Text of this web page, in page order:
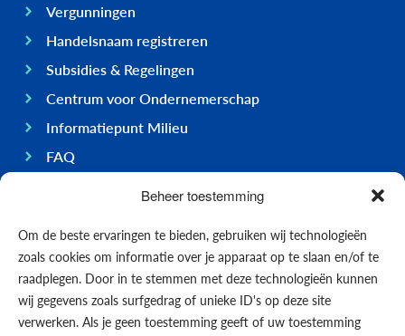
Beheer toestemming
Om de beste ervaringen te bieden, gebruiken wij technologieën
zoals cookies om informatie over je apparaat op te slaan en/of te
raadplegen. Door in te stemmen met deze technologieën kunnen
wij gegevens zoals surfgedrag of unieke ID's op deze site
verwerken. Als je geen toestemming geeft of uw toestemming
Vergunningen
Handelsnaam registreren
Subsidies & Regelingen
Centrum voor Ondernemerschap
Informatiepunt Milieu
FAQ
Ondernemen op Bonaire
Economie
Regering
Infrastructuur